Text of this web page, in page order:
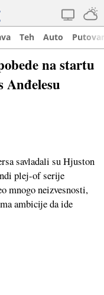
Teh Auto
na startu
Anđelesu
savladali su Hjuston
plej-of serije
mnogo neizvesnosti,
ambicije da ide